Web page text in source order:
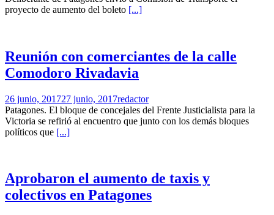
proyecto de aumento del boleto [...]
Reunión con comerciantes de la calle
Comodoro Rivadavia
26 junio, 201727 junio, 2017redactor
Patagones. El bloque de concejales del Frente Justicialista para la
Victoria se refirió al encuentro que junto con los demás bloques
políticos que [...]
Aprobaron el aumento de taxis y
colectivos en Patagones